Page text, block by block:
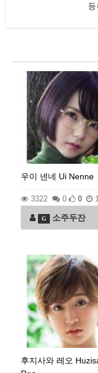
우이 넨네 Ui Nenne
3322 0 0
G 소주두잔
후지사와 레오